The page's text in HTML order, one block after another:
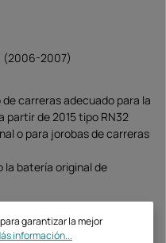
(2006-2007)
carreras adecuado para la
partir de 2015 tipo RN32
o para jorobas de carreras
la batería original de
garantizar la mejor
información...